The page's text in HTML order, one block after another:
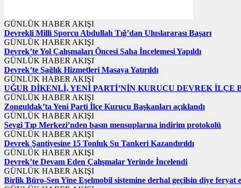
GÜNLÜK HABER AKIŞI
Devrekli Milli Sporcu Abdullah Tığ’dan Uluslararası Başarı
GÜNLÜK HABER AKIŞI
Devrek’te Yol Çalışmaları Öncesi Saha İncelemesi Yapıldı
GÜNLÜK HABER AKIŞI
Devrek’te Sağlık Hizmetleri Masaya Yatırıldı
GÜNLÜK HABER AKIŞI
UĞUR DİKENLİ, YENİ PARTİ’NİN KURUCU DEVREK İLÇE
GÜNLÜK HABER AKIŞI
Zonguldak’ta Yeni Parti İlçe Kurucu Başkanları açıklandı
GÜNLÜK HABER AKIŞI
Sevgi Tıp Merkezi’nden basın mensuplarına indirim protokolü
GÜNLÜK HABER AKIŞI
Devrek Şantiyesine 15 Tonluk Su Tankeri Kazandırıldı
GÜNLÜK HABER AKIŞI
Devrek’te Devam Eden Çalışmalar Yerinde İncelendi
GÜNLÜK HABER AKIŞI
Birlik Büro-Sen Yine Eşelmobil sistemine derhal geçilsin diye feryat